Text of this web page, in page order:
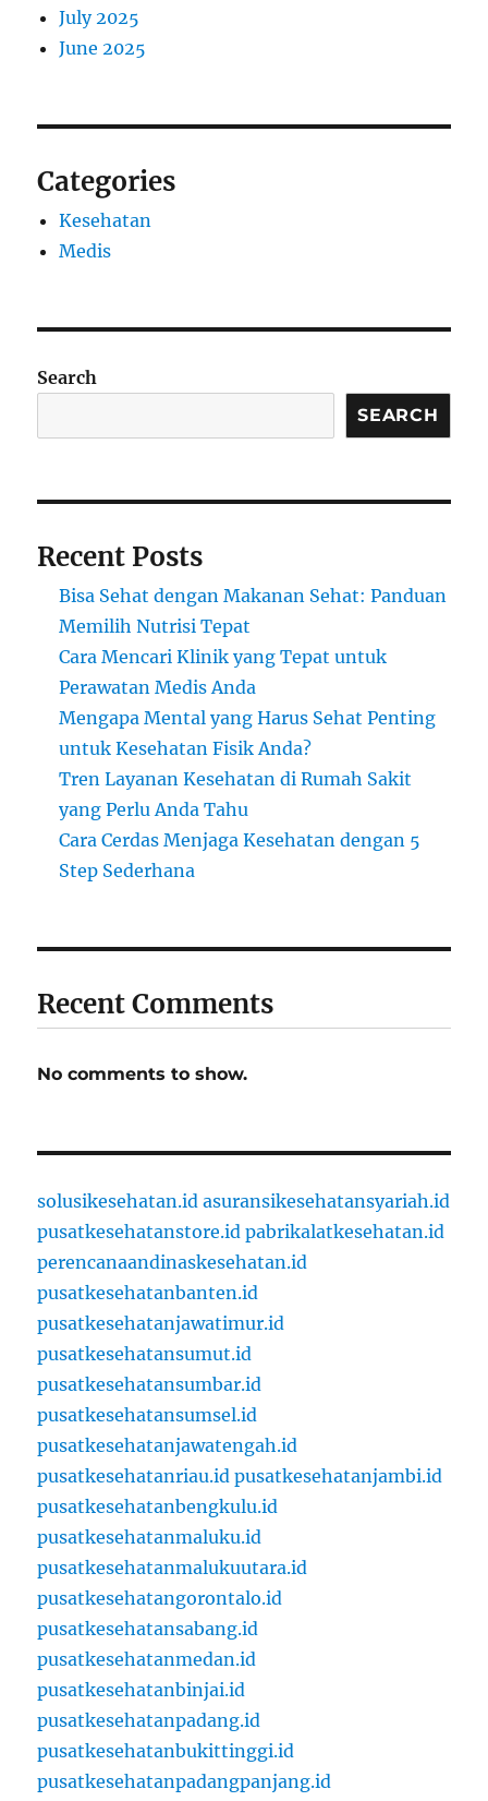
July 2025
June 2025
Categories
Kesehatan
Medis
Search
SEARCH
Recent Posts
Bisa Sehat dengan Makanan Sehat: Panduan
Memilih Nutrisi Tepat
Cara Mencari Klinik yang Tepat untuk
Perawatan Medis Anda
Mengapa Mental yang Harus Sehat Penting
untuk Kesehatan Fisik Anda?
Tren Layanan Kesehatan di Rumah Sakit
yang Perlu Anda Tahu
Cara Cerdas Menjaga Kesehatan dengan 5
Step Sederhana
Recent Comments
No comments to show.
solusikesehatan.id asuransikesehatansyariah.id
pusatkesehatanstore.id pabrikalatkesehatan.id
perencanaandinaskesehatan.id
pusatkesehatanbanten.id
pusatkesehatanjawatimur.id
pusatkesehatansumut.id
pusatkesehatansumbar.id
pusatkesehatansumsel.id
pusatkesehatanjawatengah.id
pusatkesehatanriau.id pusatkesehatanjambi.id
pusatkesehatanbengkulu.id
pusatkesehatanmaluku.id
pusatkesehatanmalukuutara.id
pusatkesehatangorontalo.id
pusatkesehatansabang.id
pusatkesehatanmedan.id
pusatkesehatanbinjai.id
pusatkesehatanpadang.id
pusatkesehatanbukittinggi.id
pusatkesehatanpadangpanjang.id